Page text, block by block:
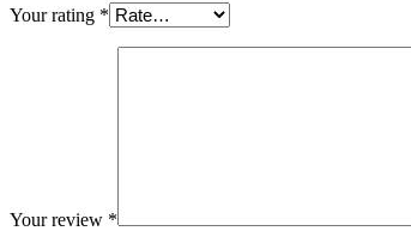
Your rating *
Your review *